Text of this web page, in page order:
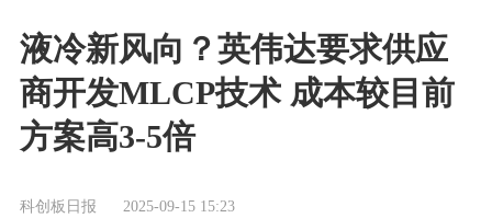
液冷新风向？英伟达要求供应
商开发MLCP技术 成本较目前
方案高3-5倍
科创板日报 2025-09-15 15:23